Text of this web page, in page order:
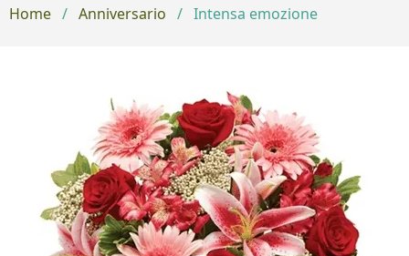
Home / Anniversario / Intensa emozione